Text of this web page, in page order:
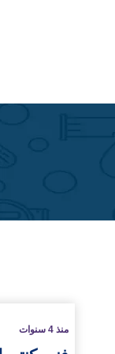
منذ 4 سنوات